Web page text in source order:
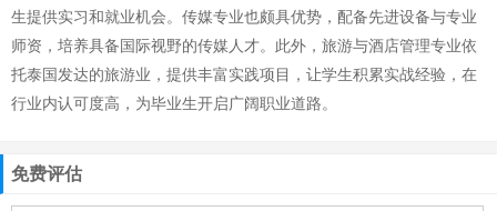
生提供实习和就业机会。传媒专业也颇具优势，配备先进设备与专业
师资，培养具备国际视野的传媒人才。此外，旅游与酒店管理专业依
托泰国发达的旅游业，提供丰富实践项目，让学生积累实战经验，在
行业内认可度高，为毕业生开启广阔职业道路。
免费评估